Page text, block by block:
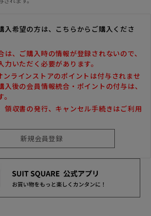
入希望の方は、こちらからご購入くださ
、ご購入時の情報が登録されないので、
いただく必要があります。
ラインストアのポイントは付与されませ
入後の会員情報統合・ポイントの付与は、
領収書の発行、キャンセル手続きはご利用